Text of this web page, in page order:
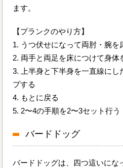
ます。
【プランクのやり方】
1. うつ伏せになって両肘・腕を
2. 両手と両足を床につけて身体
3. 上半身と下半身を一直線にし
プする
4. もとに戻る
5. 2〜4の手順を2〜3セット行う
バードドッグ
バードドッグは、四つ這いにな